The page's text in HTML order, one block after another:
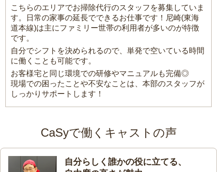
こちらのエリアでお掃除代行のスタッフを募集していま
す。日常の家事の延長でできるお仕事です！尼崎(東海
道本線)は主にファミリー世帯の利用者が多いのが特徴
です。
自分でシフトを決められるので、単発で空いている時間
に働くことも可能です。
お客様宅と同じ環境での研修やマニュアルも完備◎
現場での困ったことや不安なことは、本部のスタッフが
しっかりサポートします！
CaSyで働くキャストの声
自分らしく誰かの役に立てる、